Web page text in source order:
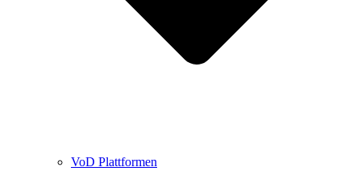
VoD Plattformen